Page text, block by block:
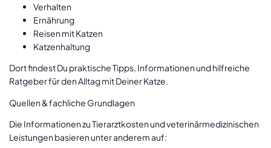
Verhalten
Ernährung
Reisen mit Katzen
Katzenhaltung
Dort findest Du praktische Tipps, Informationen und hilfreiche
Ratgeber für den Alltag mit Deiner Katze.
Quellen & fachliche Grundlagen
Die Informationen zu Tierarztkosten und veterinärmedizinischen
Leistungen basieren unter anderem auf: